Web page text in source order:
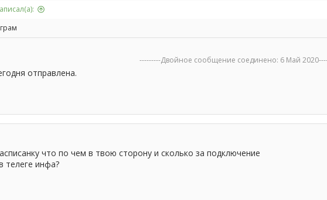
---------Двойное сообщение соединено: 6 Май 2020
отправлена.
что по чем в твою сторону и сколько за подключение
телеге инфа?